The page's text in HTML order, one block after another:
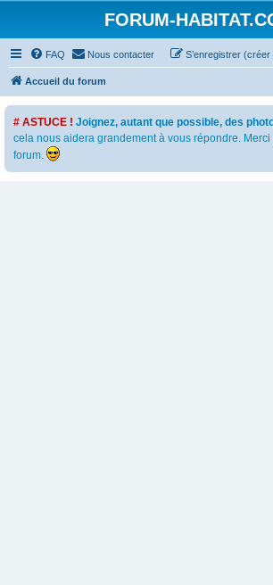
FORUM-
FAQ Nous contacter S’enregistrer
Accueil du forum
# ASTUCE ! Joignez, autant que possible, des
cela nous aidera grandement à vous répondre.
forum.